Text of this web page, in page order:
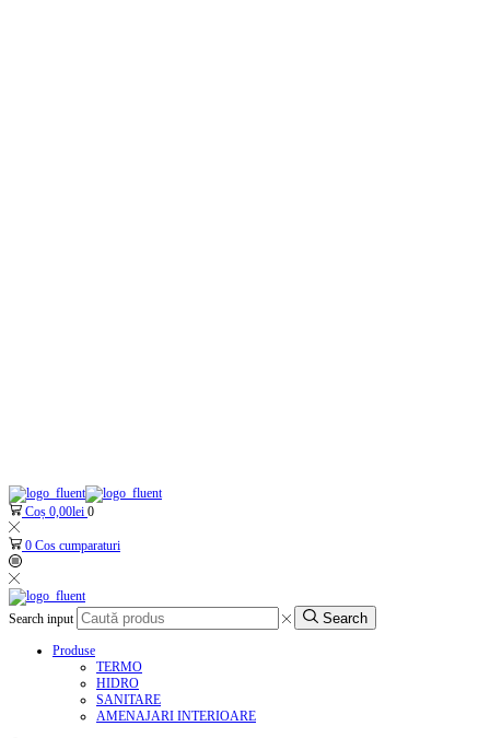
Coș 0,00lei 0
0 Cos cumparaturi
Search input Search
Produse
TERMO
HIDRO
SANITARE
AMENAJARI INTERIOARE